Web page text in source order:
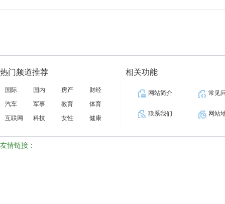
热门频道推荐
国际 国内 房产
财经
汽车
军事 教育
体育
互联网
科技 女性 健康
相关功能
网站简介 常见
联系我们 网站
友情链接：